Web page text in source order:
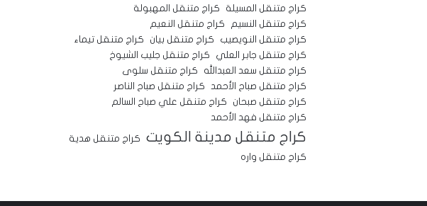
كراج متنقل المسيلة
كراج متنقل المهبولة
كراج متنقل النسيم
كراج متنقل النعيم
كراج متنقل النويصيب
كراج متنقل بيان
كراج متنقل تيماء
كراج متنقل جابر العلي
كراج متنقل جليب الشيوخ
كراج متنقل سعد العبدالله
كراج متنقل سلوى
كراج متنقل صباح الأحمد
كراج متنقل صباح الناصر
كراج متنقل صبحان
كراج متنقل علي صباح السالم
كراج متنقل فهد الأحمد
كراج متنقل مدينة الكويت
كراج متنقل هدية
كراج متنقل واره